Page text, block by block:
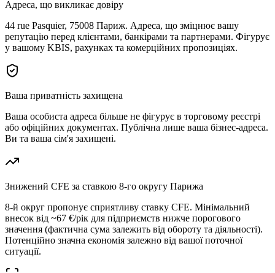
Адреса, що викликає довіру
44 rue Pasquier, 75008 Париж. Адреса, що зміцнює вашу
репутацію перед клієнтами, банкірами та партнерами. Фігурує
у вашому KBIS, рахунках та комерційних пропозиціях.
Ваша приватність захищена
Ваша особиста адреса більше не фігурує в торговому реєстрі
або офіційних документах. Публічна лише ваша бізнес-адреса.
Ви та ваша сім'я захищені.
Знижений CFE за ставкою 8-го округу Парижа
8-й округ пропонує сприятливу ставку CFE. Мінімальний
внесок від ~67 €/рік для підприємств нижче порогового
значення (фактична сума залежить від обороту та діяльності).
Потенційно значна економія залежно від вашої поточної
ситуації.